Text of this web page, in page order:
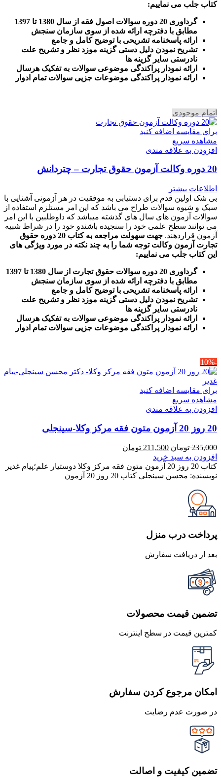
کتاب جلب می نماییم:
گرداوری 20 دوره سوالات اصول فقه از سال 1380 تا 1397
مطابق با دفترچه ارائه شده از سوی سازمان سنجش
ارائه پاسخنامه تشریحی با توضیح کامل و جامع
تشریح نمودن دلیل دستی گزینه موزد نظر و تشریح علت
نادرستی سایر گزینه ها
ارائه نمودار پراکندگی موضوعی سوالات به تفکیک هرسال
رائه نمودار پراکندگی موضوعات جزیی سوالات تمام ادوار
اتمام موجودی
برای مقایسه اضافه کنید
مشاهده سریع
افزودن به علاقه مندی
20 دوره وکالت آزمون حقوق تجارت – چتردانش
اطلاعات بیشتر
بی شک اولین قدم برای دستیابی به موفقیت در هر آزمونی آشنایی با
سبک و شیوه سوالات طراح می باشد که این امر مستلزم استفاده از
سوالات آزمون های سال های گذشته میباشد که داوطلبین با این امر
می توانند سطح علمی خود را سنجیده باشندو خود را در شراط شبیه
آزمون قراردهند.
جهت سهولت مراجعه به کتاب 20 دوره حقوق
تجارت آزمون وکالت توجه شما را به چند نکته در مورد ویژگی های
این کتاب جلب می نماییم:
گرداوری 20 دوره سوالات حقوق تجارت از سال 1380 تا 1397
مطابق با دفترچه ارائه شده از سوی سازمان سنجش
ارائه پاسخنامه تشریحی با توضیح کامل و جامع
تشریح نمودن دلیل دستی گزینه موزد نظر و تشریح علت
نادرستی سایر گزینه ها
ارائه نمودار پراکندگی موضوعی سوالات به تفکیک هرسال
رائه نمودار پراکندگی موضوعات جزیی سوالات تمام ادوار
-10%
برای مقایسه اضافه کنید
مشاهده سریع
افزودن به علاقه مندی
20 روز 20 آزمون متون فقه مرکز وکلا-سینجلی
235,000 تومان قیمت
اصلی
235,000 تومان
بود.
211,500 تومان
211,500 تومان
است.
افزودن به سبد خرید
کتاب 20 روز 20 آزمون متون فقه مرکز وکلا دوستیار علم؛پیام غدیر
نویسنده: محسن سینجلی کتاب 20 روز 20 آزمون
پرداخت درب منزل
بعد از دریافت سفارش
تضمین قیمت محصولات
کمترین قیمت در سطح اینترنت
امکان مرجوع کردن سفارش
در صورت عدم رضایت
تضمین کیفیت و اصالت